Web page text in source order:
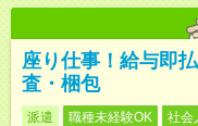
座り仕事！給与即
査・梱包
派遣 職種未経験OK 社会